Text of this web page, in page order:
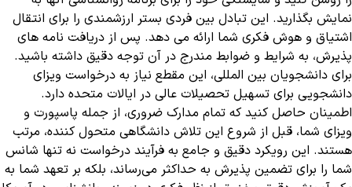
نمایش بگذارید. این تبادل بین فردی بستر ارزشمندی را برای انتقال
اشتیاق و هوش فکری شما ارائه می دهد. پس از دریافت نامه های
پذیرش، به شرایط و ضوابط مندرج در آن توجه دقیق داشته باشید.
برای دانشجویان بین المللی، این مقطع نیاز به درخواست ویزای
دانشجویی برای تسهیل تحصیلات عالی در ایالات متحده دارد.
اطمینان حاصل کنید که تمام مدارک ضروری، از جمله پاسپورت و
ویزای شما، قبل از شروع این تلاش دانشگاهی متحول کننده، مرتب
هستند. این رویکرد دقیق و جامع به فرآیند درخواست نه تنها شانس
شما را برای تضمین پذیرش به حداکثر می‌رساند، بلکه بر تعهد شما به